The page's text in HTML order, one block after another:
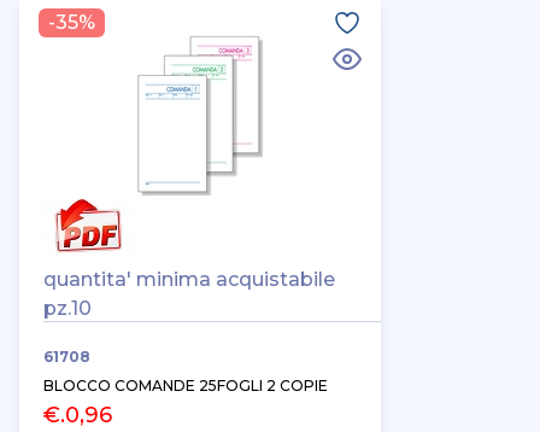
quantita' minima acquistabile
pz.10
61708
BLOCCO COMANDE 25FOGLI 2 COPIE
€.0,96
-35%